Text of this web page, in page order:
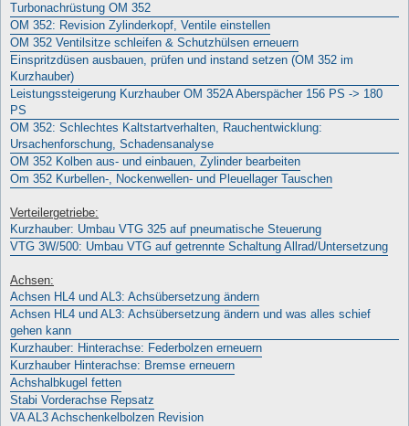
Turbonachrüstung OM 352
OM 352: Revision Zylinderkopf, Ventile einstellen
OM 352 Ventilsitze schleifen & Schutzhülsen erneuern
Einspritzdüsen ausbauen, prüfen und instand setzen (OM 352 im
Kurzhauber)
Leistungssteigerung Kurzhauber OM 352A Aberspächer 156 PS -> 180
PS
OM 352: Schlechtes Kaltstartverhalten, Rauchentwicklung:
Ursachenforschung, Schadensanalyse
OM 352 Kolben aus- und einbauen, Zylinder bearbeiten
Om 352 Kurbellen-, Nockenwellen- und Pleuellager Tauschen
Verteilergetriebe:
Kurzhauber: Umbau VTG 325 auf pneumatische Steuerung
VTG 3W/500: Umbau VTG auf getrennte Schaltung Allrad/Untersetzung
Achsen:
Achsen HL4 und AL3: Achsübersetzung ändern
Achsen HL4 und AL3: Achsübersetzung ändern und was alles schief
gehen kann
Kurzhauber: Hinterachse: Federbolzen erneuern
Kurzhauber Hinterachse: Bremse erneuern
Achshalbkugel fetten
Stabi Vorderachse Repsatz
VA AL3 Achschenkelbolzen Revision